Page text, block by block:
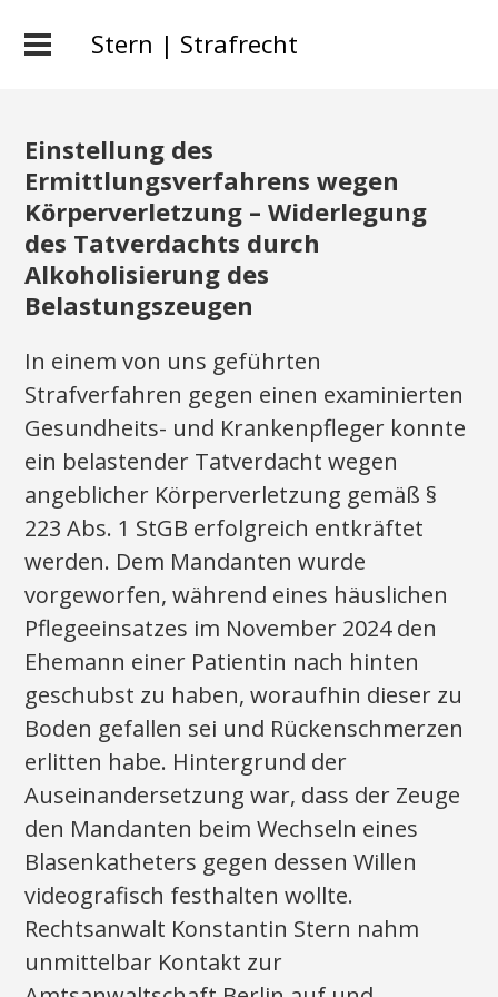
Stern | Strafrecht
Einstellung des
Ermittlungsverfahrens wegen
Körperverletzung – Widerlegung
des Tatverdachts durch
Alkoholisierung des
Belastungszeugen
In einem von uns geführten
Strafverfahren gegen einen examinierten
Gesundheits- und Krankenpfleger konnte
ein belastender Tatverdacht wegen
angeblicher Körperverletzung gemäß §
223 Abs. 1 StGB erfolgreich entkräftet
werden. Dem Mandanten wurde
vorgeworfen, während eines häuslichen
Pflegeeinsatzes im November 2024 den
Ehemann einer Patientin nach hinten
geschubst zu haben, woraufhin dieser zu
Boden gefallen sei und Rückenschmerzen
erlitten habe. Hintergrund der
Auseinandersetzung war, dass der Zeuge
den Mandanten beim Wechseln eines
Blasenkatheters gegen dessen Willen
videografisch festhalten wollte.
Rechtsanwalt Konstantin Stern nahm
unmittelbar Kontakt zur